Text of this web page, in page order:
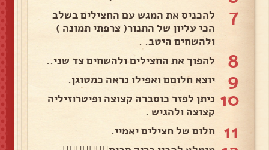
7
להכניס את המגש עם החצילים בשלב
הכי עליון של התנור( צרפתי תמונה )
ולהשחים היטב. .
8 להפוך את החצילים ולהשחים צד שני..
9 יוצא חלוםם ואפילו נראה כמטוגן.
10 ניתן לפזר כוסברה קצוצה ופיטרוזיליה
קצוצה ולהגיש .
11 חלום של חצילים יאמיי.